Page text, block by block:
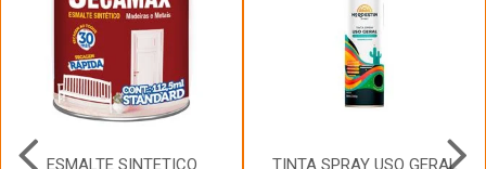
ESMALTE SINTETICO TINTA SPRAY USO GERAL